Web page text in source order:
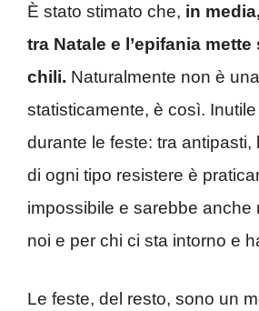
È stato stimato che, in
tra Natale e l’epifania
chili. Naturalmente non è
statisticamente, è così.
durante le feste: tra antipasti,
di ogni tipo resistere è
impossibile e sarebbe anche
noi e per chi ci sta intorno e
Le feste, del resto, sono un